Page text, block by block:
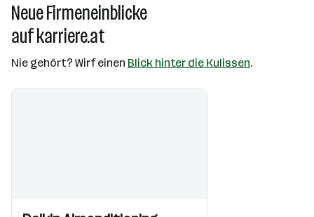
Neue Firmeneinblicke
auf karriere.at
Nie gehört? Wirf einen Blick hinter die Kulissen.
Einblicke
Einblicke